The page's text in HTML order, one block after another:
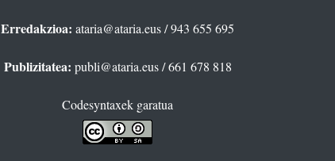
Erredakzioa: ataria@ataria.eus/ 943 655 695
Publizitatea: publi@ataria.eus/ 661 678 818
Codesyntaxek garatua